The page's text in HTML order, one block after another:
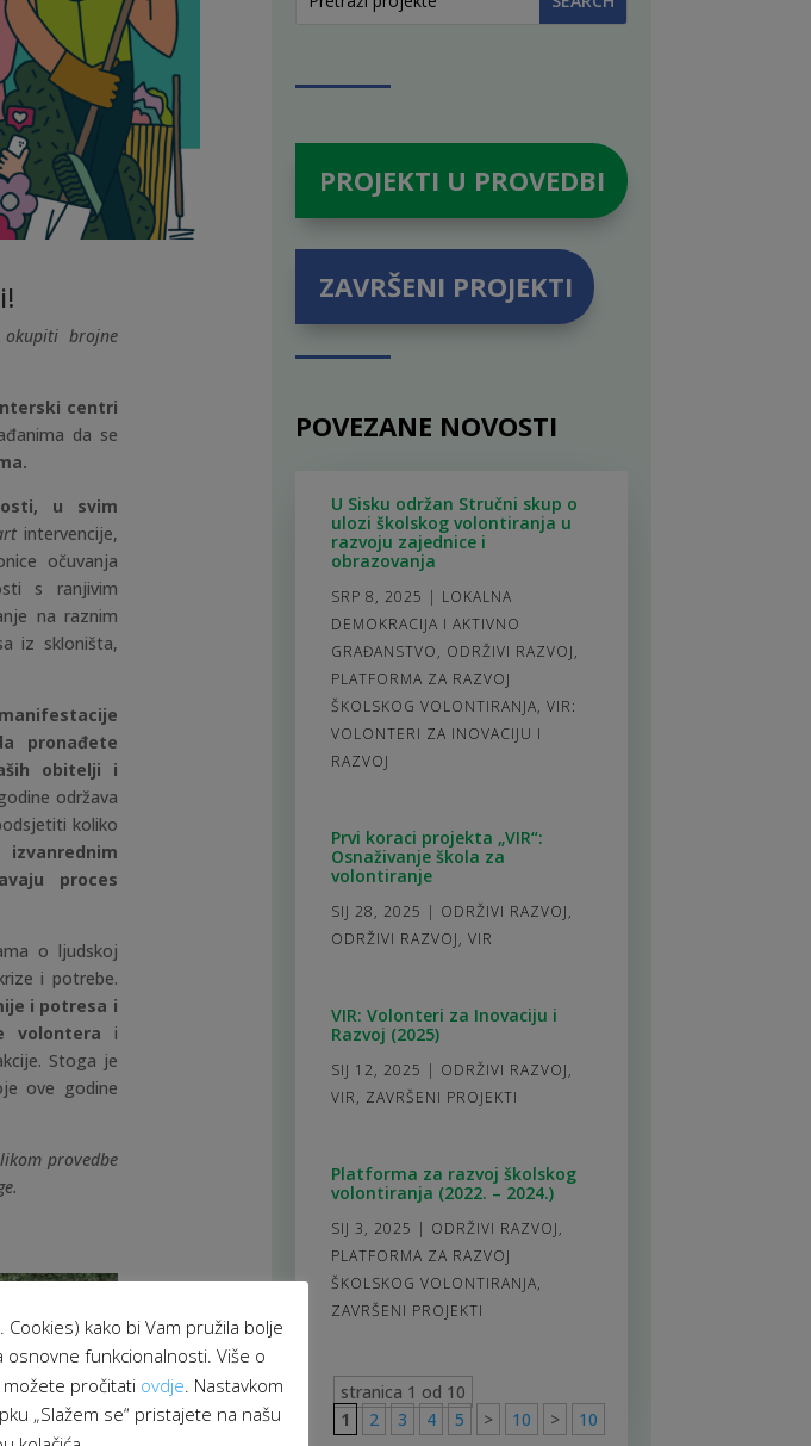
brojne
centri
da se
u svim
intervencije,
očuvanja
s ranjivim
na raznim
iz skloništa,
pronađete
obitelji i
održava
koliko
proces
o ljudskoj
i potrebe.
i potresa i
volontera
i
Stoga je
ove godine
provedbe
PROJEKTI U PROVEDBI
ZAVRŠENI PROJEKTI
POVEZANE NOVOSTI
U Sisku održan Stručni skup o
ulozi školskog volontiranja u
razvoju zajednice i
obrazovanja
SRP 8, 2025 | LOKALNA
DEMOKRACIJA I AKTIVNO
GRAĐANSTVO, ODRŽIVI RAZVOJ,
PLATFORMA ZA RAZVOJ
ŠKOLSKOG VOLONTIRANJA, VIR:
VOLONTERI ZA INOVACIJU I
RAZVOJ
Prvi koraci projekta „VIR“:
Osnaživanje škola za
volontiranje
SIJ 28, 2025 | ODRŽIVI RAZVOJ,
ODRŽIVI RAZVOJ, VIR
VIR: Volonteri za Inovaciju i
Razvoj (2025)
SIJ 12, 2025 | ODRŽIVI RAZVOJ,
VIR, ZAVRŠENI PROJEKTI
Platforma za razvoj školskog
volontiranja (2022. – 2024.)
SIJ 3, 2025 | ODRŽIVI RAZVOJ,
PLATFORMA ZA RAZVOJ
ŠKOLSKOG VOLONTIRANJA,
ZAVRŠENI PROJEKTI
stranica 1 od 10
1
2 3 4 5 > 10 > 10
kako bi Vam pružila bolje
osnovne funkcionalnosti. Više o
možete pročitati ovdje . Nastavkom
„Slažem se“ pristajete na našu